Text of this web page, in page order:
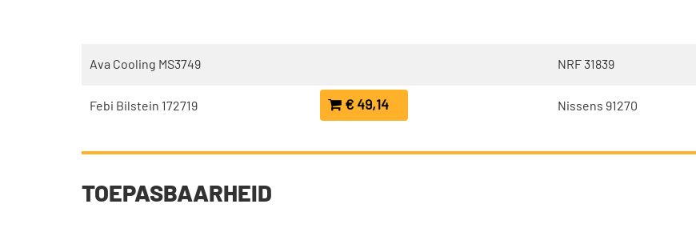
Ava Cooling MS3749
Febi Bilstein 172719 € 49,14
NRF 31839
Nissens 91270
TOEPASBAARHEID